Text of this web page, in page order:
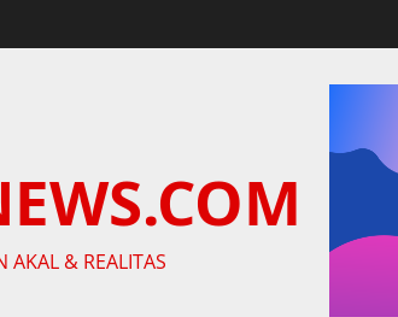
AKAL & REALITAS